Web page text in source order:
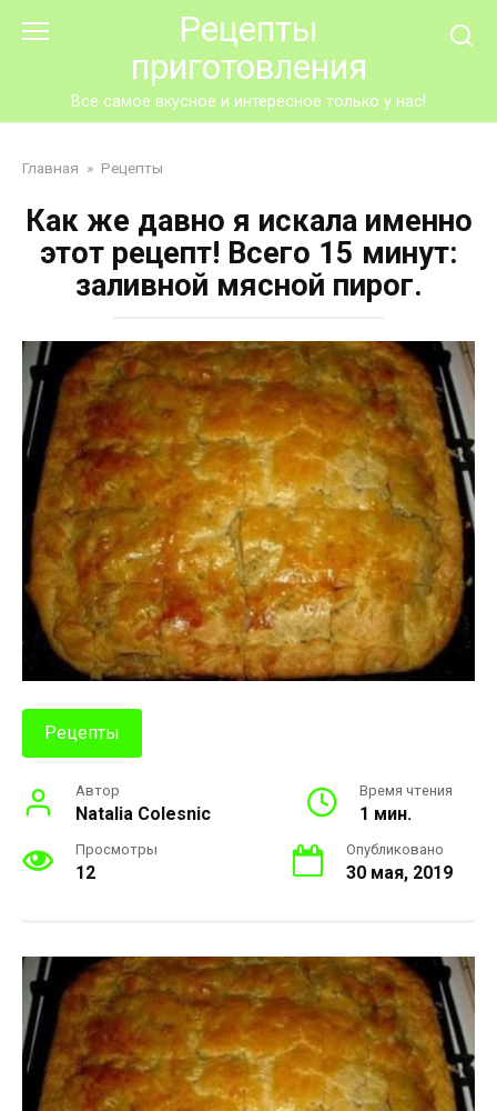
Рецепты
приготовления
Все самое вкусное и интересное только у нас!
Главная » Рецепты
Как же давно я искала именно
этот рецепт! Всего 15 минут:
заливной мясной пирог.
Рецепты
Автор
Natalia Colesnic
Время чтения
1 мин.
Просмотры
12
Опубликовано
30 мая, 2019